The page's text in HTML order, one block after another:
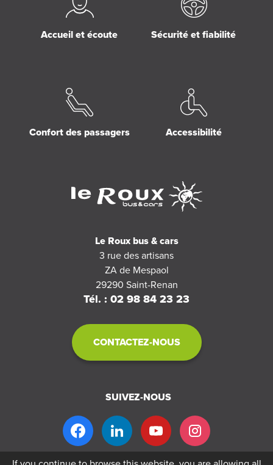
Accueil et écoute Sécurité et fiabilité
Confort des passagers Accessibilité
Le Roux bus & cars
3 rue des artisans
ZA de Mespaol
29290 Saint-Renan
Tél. : 02 98 84 23 23
CONTACTEZ-NOUS
SUIVEZ-NOUS